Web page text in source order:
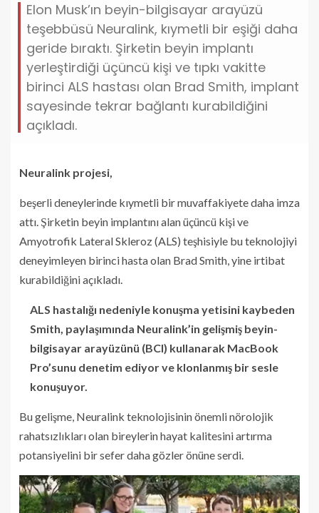
Elon Musk’ın beyin-bilgisayar arayüzü
teşebbüsü Neuralink, kıymetli bir eşiği daha
geride bıraktı. Şirketin beyin implantı
yerleştirdiği üçüncü kişi ve tıpkı vakitte
birinci ALS hastası olan Brad Smith, implant
sayesinde tekrar bağlantı kurabildiğini
açıkladı.
Neuralink projesi,
beşerli deneylerinde kıymetli bir muvaffakiyete daha imza
attı. Şirketin beyin implantını alan üçüncü kişi ve
Amyotrofik Lateral Skleroz (ALS) teşhisiyle bu teknolojiyi
deneyimleyen birinci hasta olan Brad Smith, yine irtibat
kurabildiğini açıkladı.
ALS hastalığı nedeniyle konuşma yetisini kaybeden
Smith, paylaşımında Neuralink’in gelişmiş beyin-
bilgisayar arayüzünü (BCI) kullanarak MacBook
Pro’sunu denetim ediyor ve klonlanmış bir sesle
konuşuyor.
Bu gelişme, Neuralink teknolojisinin önemli nörolojik
rahatsızlıkları olan bireylerin hayat kalitesini artırma
potansiyelini bir sefer daha gözler önüne serdi.